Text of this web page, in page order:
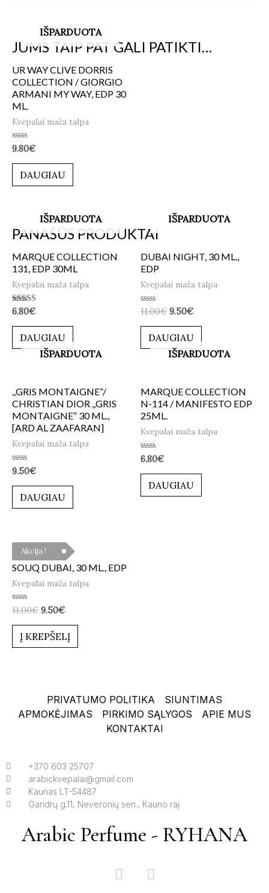
JUMS TAIP PAT GALI PATIKTI…
IŠPARDUOTA
UR WAY CLIVE DORRIS
COLLECTION / GIORGIO
ARMANI MY WAY, EDP 30
ML.
Kvepalai maža talpa
Įvertinimas:
iš
9.80€
DAUGIAU
PANAŠŪS PRODUKTAI
IŠPARDUOTA
MARQUE COLLECTION
131, EDP 30ML
Kvepalai maža talpa
Įvertinimas:
iš 5
6.80€
DAUGIAU
IŠPARDUOTA
DUBAI NIGHT, 30 ML.,
EDP
Kvepalai maža talpa
Įvertinimas:
iš
11.00€ 9.50€
DAUGIAU
IŠPARDUOTA
,,GRIS MONTAIGNE”/
CHRISTIAN DIOR ,,GRIS
MONTAIGNE” 30 ML.,
[ARD AL ZAAFARAN]
Kvepalai maža talpa
Įvertinimas:
0
iš
9.50€
DAUGIAU
IŠPARDUOTA
MARQUE COLLECTION
N-114 / MANIFESTO EDP
25ML.
Kvepalai maža talpa
Įvertinimas:
0
iš
6.80€
DAUGIAU
Akcija !
SOUQ DUBAI, 30 ML., EDP
Kvepalai maža talpa
Įvertinimas:
iš
11.00€ 9.50€
Į KREPŠELĮ
PRIVATUMO POLITIKA
SIUNTIMAS
APMOKĖJIMAS
PIRKIMO SĄLYGOS
APIE MUS
KONTAKTAI
+370 603 25707
arabickvepalai@gmail.com
Kaunas LT-54487
Gandrų g.11, Neveronių sen., Kauno raj
Arabic Perfume - RYHANA
F
a
I
n